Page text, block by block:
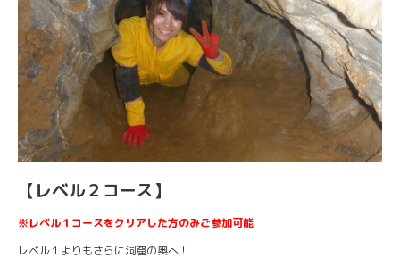
【レベル２コース】
※レベル１コースをクリアした方のみご参加可能
レベル１よりもさらに洞窟の奥へ！